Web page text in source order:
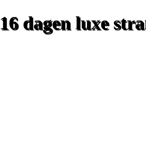
16 dagen luxe